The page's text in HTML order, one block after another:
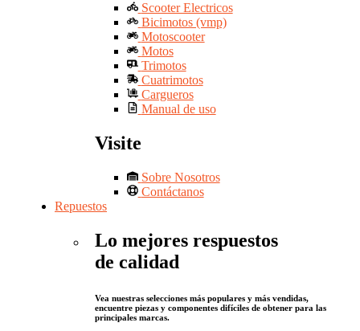
Scooter Electricos
Bicimotos (vmp)
Motoscooter
Motos
Trimotos
Cuatrimotos
Cargueros
Manual de uso
Visite
Sobre Nosotros
Contáctanos
Repuestos
Lo mejores respuestos
de calidad
Vea nuestras selecciones más populares y más vendidas,
encuentre piezas y componentes difíciles de obtener para las
principales marcas.